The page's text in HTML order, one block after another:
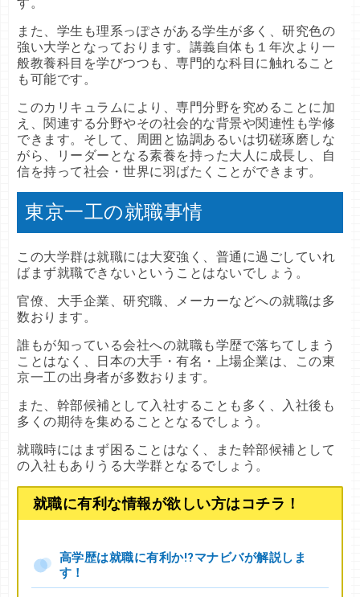
また、学生も理系っぽさがある学生が多く、研究色の
強い大学となっております。講義自体も１年次より一
般教養科目を学びつつも、専門的な科目に触れること
も可能です。
このカリキュラムにより、専門分野を究めることに加
え、関連する分野やその社会的な背景や関連性も学修
できます。そして、周囲と協調あるいは切磋琢磨しな
がら、リーダーとなる素養を持った大人に成長し、自
信を持って社会・世界に羽ばたくことができます。
東京一工の就職事情
この大学群は就職には大変強く、普通に過ごしていれ
ばまず就職できないということはないでしょう。
官僚、大手企業、研究職、メーカーなどへの就職は多
数おります。
誰もが知っている会社への就職も学歴で落ちてしまう
ことはなく、日本の大手・有名・上場企業は、この東
京一工の出身者が多数おります。
また、幹部候補として入社することも多く、入社後も
多くの期待を集めることとなるでしょう。
就職時にはまず困ることはなく、また幹部候補として
の入社もありうる大学群となるでしょう。
就職に有利な情報が欲しい方はコチラ！
高学歴は就職に有利か!?マナビバが解説しま
す！